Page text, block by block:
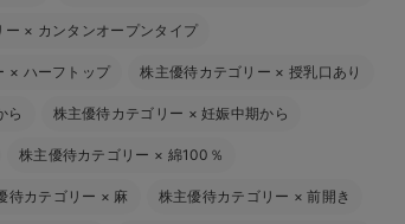
ー × カンタンオープンタイプ
× ハーフトップ 株主優待カテゴリー × 授乳口あり
ら 株主優待カテゴリー ×妊娠中期から
株主優待カテゴリー × 綿100％
待カテゴリー × 麻 株主優待カテゴリー ×前開き